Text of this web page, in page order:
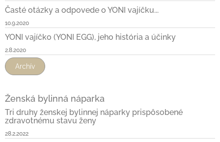
Časté otázky a odpovede o YONI vajíčku...
10.9.2020
YONI vajíčko (YONI EGG), jeho história a účinky
2.8.2020
Archív
Ženská bylinná náparka
Tri druhy ženskej bylinnej náparky prispôsobené
zdravotnému stavu ženy
28.2.2022